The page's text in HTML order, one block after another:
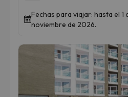
Fechas para viajar: hasta el 1
noviembre de 2026.